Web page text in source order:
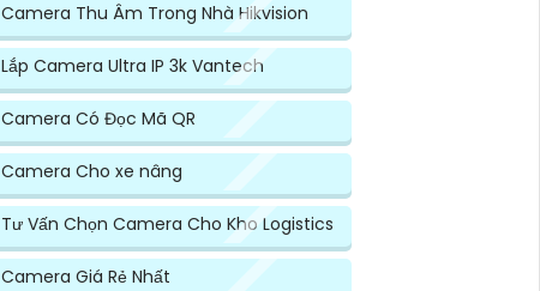
Camera Thu Âm Trong Nhà Hikvision
Lắp Camera Ultra IP 3k Vantech
Camera Có Đọc Mã QR
Camera Cho xe nâng
Tư Vấn Chọn Camera Cho Kho Logistics
Camera Giá Rẻ Nhất